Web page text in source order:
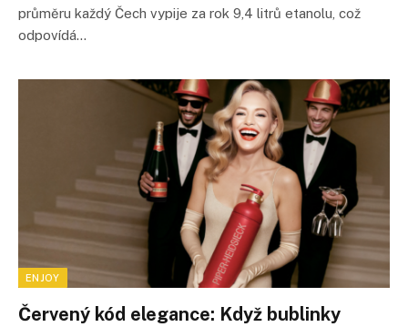
průměru každý Čech vypije za rok 9,4 litrů etanolu, což
odpovídá…
ENJOY
Červený kód elegance: Když bublinky